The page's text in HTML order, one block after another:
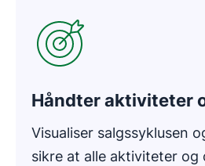
Håndter aktiviteter
Visualiser salgssyklusen
sikre at alle aktiviteter og